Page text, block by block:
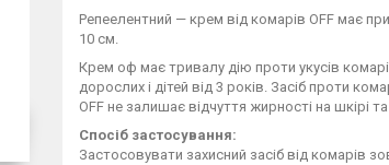
Репеелентний — крем від комарів OFF має
10 см.
Крем оф має тривалу дію проти укусів
дорослих і дітей від 3 років. Засіб проти
OFF не залишає відчуття жирності на шкірі
Спосіб застосування:
Застосовувати захисний засіб від комарів